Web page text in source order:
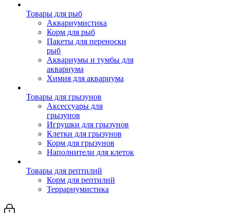
Товары для рыб
Аквариумистика
Корм для рыб
Пакеты для переноски
рыб
Аквариумы и тумбы для
аквариума
Химия для аквариума
Товары для грызунов
Аксессуары для
грызунов
Игрушки для грызунов
Клетки для грызунов
Корм для грызунов
Наполнители для клеток
Товары для рептилий
Корм для рептилий
Террариумистика